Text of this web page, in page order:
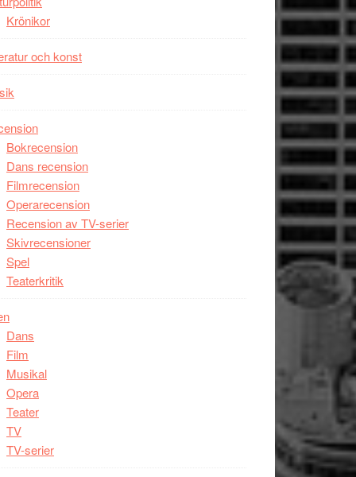
Krönikor
och konst
Bokrecension
Dans recension
Filmrecension
Operarecension
Recension av TV-serier
Skivrecensioner
Spel
Teaterkritik
Dans
Film
Musikal
Opera
Teater
TV
TV-serier